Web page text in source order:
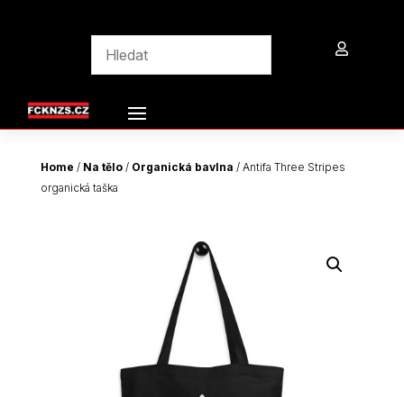

Home / Na tělo/ Organická bavlna / Antifa Three Stripes
organická taška